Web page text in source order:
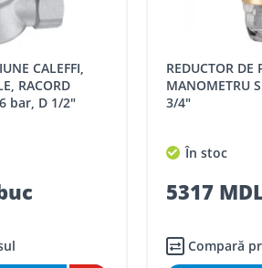
RACORD
bar, D 1/2"
REDUCTOR DE PRESIUNE CALEFFI CU
MANOMETRU
3/4"
În stoc
5317
Compară